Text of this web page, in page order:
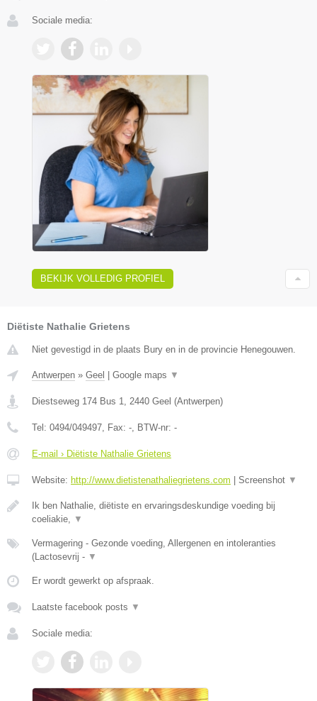
Sociale media:
BEKIJK VOLLEDIG PROFIEL
Diëtiste Nathalie Grietens
Niet gevestigd in de plaats Bury en in de provincie Henegouwen.
Antwerpen » Geel | Google maps ▼
Diestseweg 174 Bus 1 2440 Geel (Antwerpen)
Tel: 0494/049497 , Fax: - , BTW-nr: -
E-mail › Diëtiste Nathalie Grietens
Website: http://www.dietistenathaliegrietens.com | Screenshot ▼
Ik ben Nathalie, diëtiste en ervaringsdeskundige voeding bij
coeliakie,
▼
Vermagering - Gezonde voeding, Allergenen en intoleranties
(Lactosevrij - ▼
Er wordt gewerkt op afspraak.
Laatste facebook posts ▼
Sociale media: